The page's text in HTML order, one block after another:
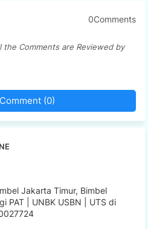
0Comments
the Comments are Reviewed by
(0)
Jakarta Timur, Bimbel
PAT | UNBK USBN | UTS di